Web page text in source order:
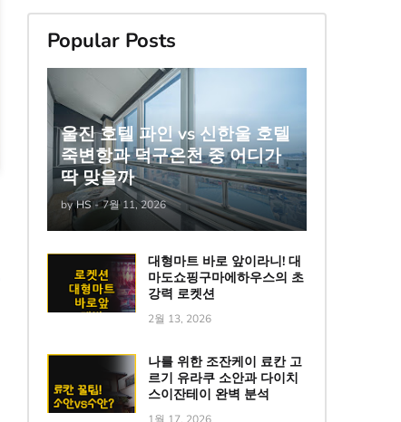
Popular Posts
울진 호텔 파인 vs 신한울 호텔
죽변항과 덕구온천 중 어디가
딱 맞을까
by HS - 7월 11, 2026
대형마트 바로 앞이라니! 대
마도쇼핑구마에하우스의 초
강력 로켓션
2월 13, 2026
나를 위한 조잔케이 료칸 고
르기 유라쿠 소안과 다이치
스이잔테이 완벽 분석